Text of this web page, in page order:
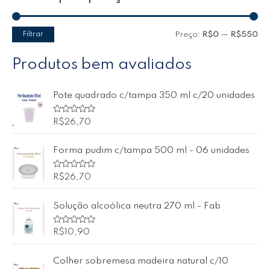
Filtrar Preço: R$0 — R$550
Produtos bem avaliados
Pote quadrado c/tampa 350 ml c/20 unidades
A
a
i
a
ç
ã
0
e
5
R$26,70
Forma pudim c/tampa 500 ml - 06 unidades
A
a
i
a
ç
ã
0
e
R$26,70
Solução alcoólica neutra 270 ml - Fab
A
a
i
R$10,90
Colher sobremesa madeira natural c/10